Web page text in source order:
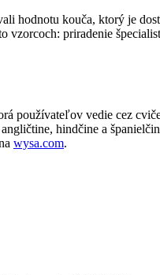
kouča, ktorý je
priradenie
používateľov vedie cez
hindčine a
wysa.com.